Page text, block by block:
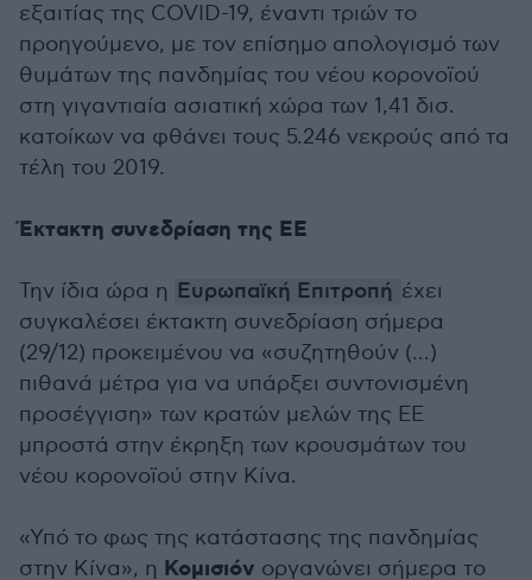
εξαιτίας της COVID-19, έναντι τριών το
προηγούμενο, με τον επίσημο απολογισμό των
θυμάτων της πανδημίας του νέου κορονοϊού
στη γιγαντιαία ασιατική χώρα των 1,41 δισ.
κατοίκων να φθάνει τους 5.246 νεκρούς από τα
τέλη του 2019.
Έκτακτη συνεδρίαση της ΕΕ
Την ίδια ώρα η Ευρωπαϊκή Επιτροπή έχει
συγκαλέσει έκτακτη συνεδρίαση σήμερα
(29/12) προκειμένου να «συζητηθούν (...)
πιθανά μέτρα για να υπάρξει συντονισμένη
προσέγγιση» των κρατών μελών της ΕΕ
μπροστά στην έκρηξη των κρουσμάτων του
νέου κορονοϊού στην Κίνα.
«Υπό το φως της κατάστασης της πανδημίας
στην Κίνα», η Κομισιόν οργανώνει σήμερα το